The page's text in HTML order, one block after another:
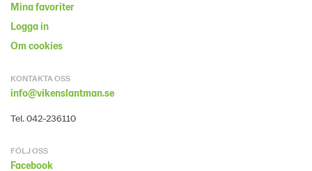
Mina favoriter
Logga in
Om cookies
KONTAKTA OSS
info@vikenslantman.se
Tel. 042-236110
FÖLJ OSS
Facebook